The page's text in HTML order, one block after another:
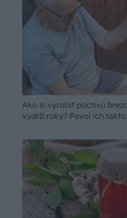
Ako si vyrobiť poctivú
vydrží roky? Pavol ich